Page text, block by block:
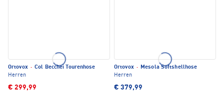
Ortovox · Col Becchei Tourenhose
Herren
€ 299,99
Ortovox · Mesola Softshellhose
Herren
€ 379,99